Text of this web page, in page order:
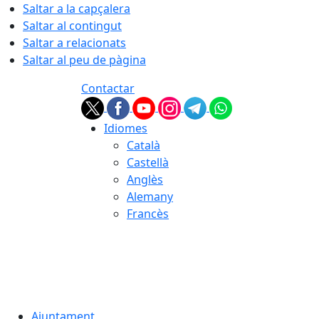
Saltar a la capçalera
Saltar al contingut
Saltar a relacionats
Saltar al peu de pàgina
Contactar
Idiomes
Català
Castellà
Anglès
Alemany
Francès